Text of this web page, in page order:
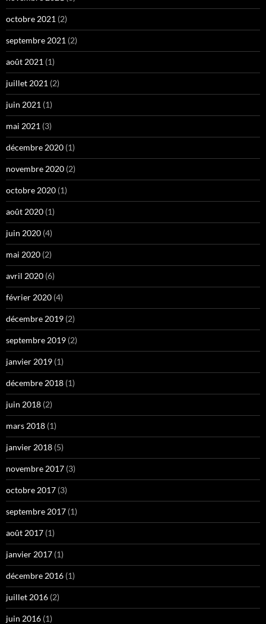
octobre 2021 (2)
septembre 2021 (2)
août 2021 (1)
juillet 2021 (2)
juin 2021 (1)
mai 2021 (3)
décembre 2020 (1)
novembre 2020 (2)
octobre 2020 (1)
août 2020 (1)
juin 2020 (4)
mai 2020 (2)
avril 2020 (6)
février 2020 (4)
décembre 2019 (2)
septembre 2019 (2)
janvier 2019 (1)
décembre 2018 (1)
juin 2018 (2)
mars 2018 (1)
janvier 2018 (5)
novembre 2017 (3)
octobre 2017 (3)
septembre 2017 (1)
août 2017 (1)
janvier 2017 (1)
décembre 2016 (1)
juillet 2016 (2)
juin 2016 (1)